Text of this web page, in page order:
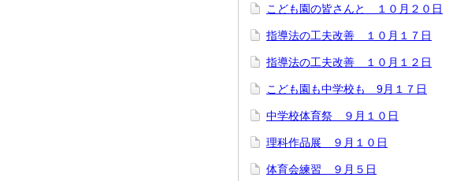
こども園の皆さんと １０月２０日
指導法の工夫改善 １０月１７日
指導法の工夫改善 １０月１２日
こども園も中学校も 9月１７日
中学校体育祭 ９月１０日
理科作品展 ９月１０日
体育会練習 ９月５日